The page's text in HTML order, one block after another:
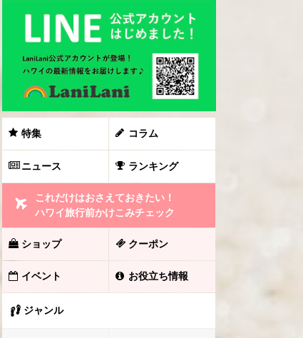
特集 コラム
ニュース ランキング
これだけはおさえておきたい！
ハワイ旅行前かけこみチェック
ショップ クーポン
イベント お役立ち情報
ジャンル